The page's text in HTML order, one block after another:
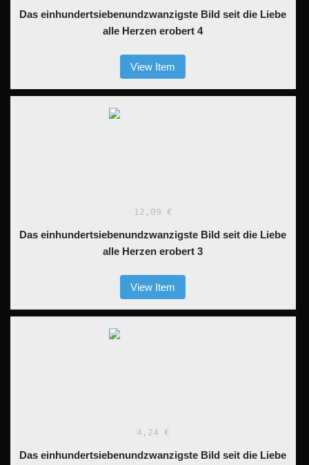
Das einhundertsiebenundzwanzigste Bild seit die Liebe
alle Herzen erobert 4
View Item
12,09 €
Das einhundertsiebenundzwanzigste Bild seit die Liebe
alle Herzen erobert 3
View Item
4,24 €
Das einhundertsiebenundzwanzigste Bild seit die Liebe